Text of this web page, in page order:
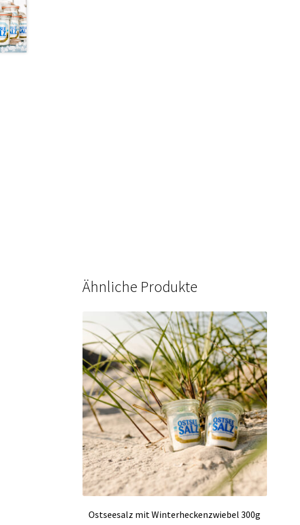
Ähnliche Produkte
Ostseesalz mit Winterheckenzwiebel 300g